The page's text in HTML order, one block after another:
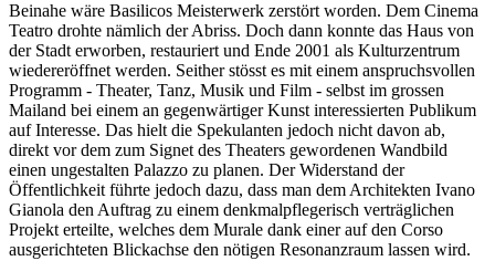
Beinahe wäre Basilicos Meisterwerk zerstört worden. Dem Cinema
Teatro drohte nämlich der Abriss. Doch dann konnte das Haus von
der Stadt erworben, restauriert und Ende 2001 als Kulturzentrum
wiedereröffnet werden. Seither stösst es mit einem anspruchsvollen
Programm - Theater, Tanz, Musik und Film - selbst im grossen
Mailand bei einem an gegenwärtiger Kunst interessierten Publikum
auf Interesse. Das hielt die Spekulanten jedoch nicht davon ab,
direkt vor dem zum Signet des Theaters gewordenen Wandbild
einen ungestalten Palazzo zu planen. Der Widerstand der
Öffentlichkeit führte jedoch dazu, dass man dem Architekten Ivano
Gianola den Auftrag zu einem denkmalpflegerisch verträglichen
Projekt erteilte, welches dem Murale dank einer auf den Corso
ausgerichteten Blickachse den nötigen Resonanzraum lassen wird.